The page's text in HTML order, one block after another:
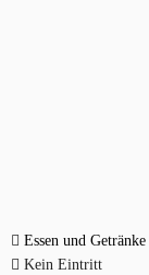
Essen und
Kein Eintritt